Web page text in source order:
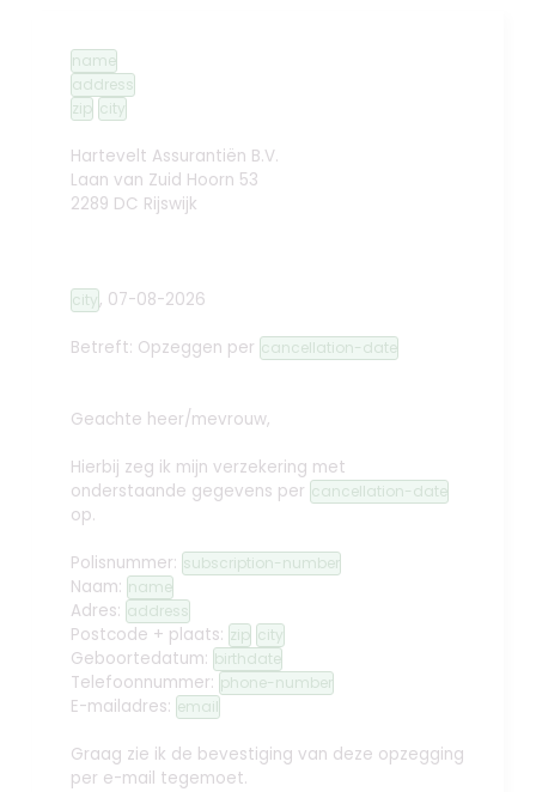
name
address
zip city
Hartevelt Assurantiën B.V.
Laan van Zuid Hoorn 53
2289 DC Rijswijk
city, 07-08-2026
Betreft: Opzeggen per cancellation-date
Geachte heer/mevrouw,
Hierbij zeg ik mijn verzekering met
onderstaande gegevens per cancellation-date
op.
Polisnummer: subscription-number
Naam: name
Adres: address
Postcode + plaats: zip city
Geboortedatum: birthdate
Telefoonnummer: phone-number
E-mailadres: email
Graag zie ik de bevestiging van deze opzegging
per e-mail tegemoet.